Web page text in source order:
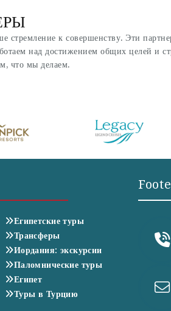
стремление к совершенству. Эти
над достижением общих целей и
что мы делаем.
Египетские туры
Трансферы
Иордания: экскурсии
Паломнические туры
Египет
Туры в Турцию